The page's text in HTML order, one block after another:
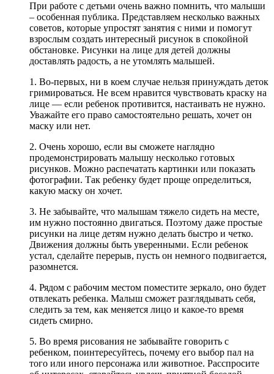
При работе с детьми очень важно помнить, что малыши
– особенная публика. Представляем несколько важных
советов, которые упростят занятия с ними и помогут
взрослым создать интересный рисунок в спокойной
обстановке. Рисунки на лице для детей должны
доставлять радость, а не утомлять малышей.
1. Во-первых, ни в коем случае нельзя принуждать деток
гримироваться. Не всем нравится чувствовать краску на
лице — если ребенок противится, настаивать не нужно.
Уважайте его право самостоятельно решать, хочет он
маску или нет.
2. Очень хорошо, если вы сможете наглядно
продемонстрировать малышу несколько готовых
рисунков. Можно распечатать картинки или показать
фотографии. Так ребенку будет проще определиться,
какую маску он хочет.
3. Не забывайте, что малышам тяжело сидеть на месте,
им нужно постоянно двигаться. Поэтому даже простые
рисунки на лице детям нужно делать быстро и четко.
Движения должны быть уверенными. Если ребенок
устал, сделайте перерыв, пусть он немного подвигается,
разомнется.
4. Рядом с рабочим местом поместите зеркало, оно будет
отвлекать ребенка. Малыш сможет разглядывать себя,
следить за тем, как меняется лицо и какое-то время
сидеть смирно.
5. Во время рисования не забывайте говорить с
ребенком, поинтересуйтесь, почему его выбор пал на
того или иного персонажа или животное. Расспросите